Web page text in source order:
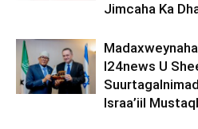
Jimcaha Ka
I24news U
Israa’iil